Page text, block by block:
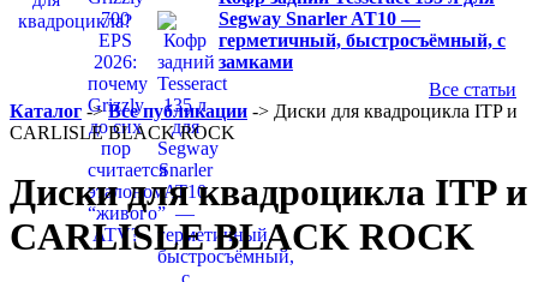
Segway Snarler AT10 —
герметичный, быстросъёмный, с
замками
Все статьи
Каталог ->Все публикации -> Диски для квадроцикла ITP и
CARLISLE BLACK ROCK
Диски для квадроцикла ITP и
CARLISLE BLACK ROCK